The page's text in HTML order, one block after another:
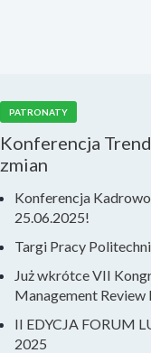
PATRONATY
Konferencja
zmian
Konferencja
25.06.2025!
Targi Pracy
Już wkrótce VII
Management Review
II EDYCJA FORUM
2025